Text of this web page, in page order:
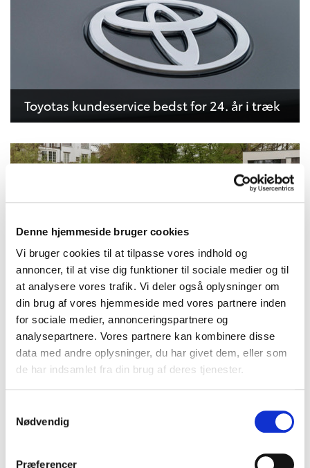
Denne hjemmeside bruger cookies
Vi bruger cookies til at tilpasse vores indhold og
annoncer, til at vise dig funktioner til sociale medier og til
at analysere vores trafik. Vi deler også oplysninger om
din brug af vores hjemmeside med vores partnere inden
for sociale medier, annonceringspartnere og
analysepartnere. Vores partnere kan kombinere disse
data med andre oplysninger, du har givet dem, eller som
de har indsamlet fra din brug af deres tjenester.
Nødvendig
Præferencer
Toyotas kundeservice bedst for 24. år i træk
Stilfuld makeover til ny Toyota Yaris Cross
- nu lancerer Toyota en opdateret udgave